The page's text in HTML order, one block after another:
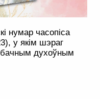
нумар часопіса
у якім шэраг
духоўным